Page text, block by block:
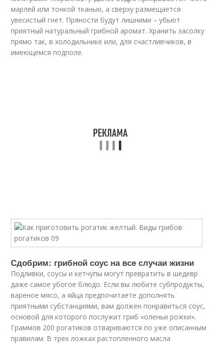
марлей или тонкой тканью, а сверху размещается
увесистый гнет. Пряности будут лишними – убьют
приятный натуральный грибной аромат. Хранить засолку
прямо так, в холодильнике или, для счастливчиков, в
имеющемся подполе.
Сдобрим: грибной соус на все случаи жизни
Подливки, соусы и кетчупы могут превратить в шедевр
даже самое убогое блюдо. Если вы любите субпродукты,
вареное мясо, а яйца предпочитаете дополнять
приятными субстанциями, вам должен понравиться соус,
основой для которого послужит гриб «оленьи рожки».
Граммов 200 рогатиков отвариваются по уже описанным
правилам. В трех ложках растопленного масла